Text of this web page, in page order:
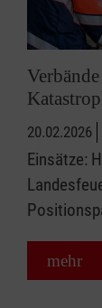
20.02.2026
Einsätze:
mehr